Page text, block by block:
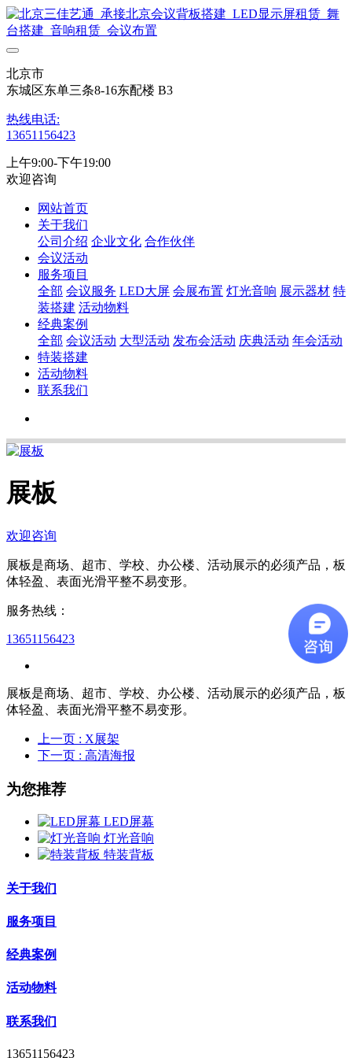
北京市
东城区东单三条8-16东配楼 B3
热线电话:
13651156423
上午9:00-下午19:00
欢迎咨询
网站首页
关于我们
公司介绍 企业文化 合作伙伴
会议活动
服务项目
全部 会议服务 LED大屏 会展布置 灯光音响 展示器材 特
装搭建 活动物料
经典案例
全部 会议活动 大型活动 发布会活动 庆典活动 年会活动
特装搭建
活动物料
联系我们
展板
欢迎咨询
展板是商场、超市、学校、办公楼、活动展示的必须产品，板
体轻盈、表面光滑平整不易变形。
服务热线：
13651156423
展板是商场、超市、学校、办公楼、活动展示的必须产品，板
体轻盈、表面光滑平整不易变形。
上一页 : X展架
下一页 : 高清海报
为您推荐
LED屏幕
灯光音响
特装背板
关于我们
服务项目
经典案例
活动物料
联系我们
13651156423